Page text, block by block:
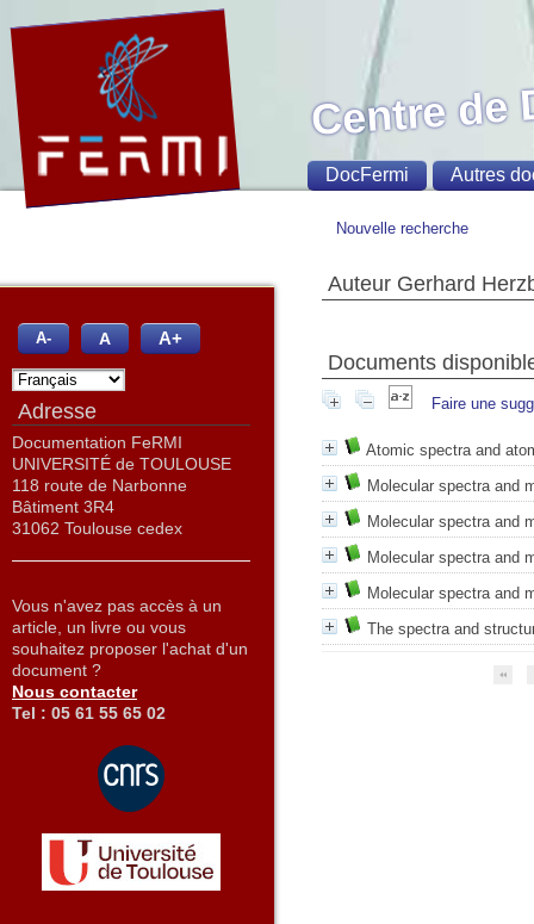
Nouvelle recherche
Auteur Gerhard
Documents
Faire une
Atomic spectra and
Molecular spectra and
Molecular spectra and
Molecular spectra and
Molecular spectra and
The spectra and
Centre de
DocFermi Autres
A- A A+
Adresse
Documentation FeRMI
UNIVERSITÉ de TOULOUSE
118 route de Narbonne
Bâtiment 3R4
31062 Toulouse cedex
Vous n'avez pas accès à un
article, un livre ou vous
souhaitez proposer l'achat d'un
document ?
Nous contacter
Tel : 05 61 55 65 02